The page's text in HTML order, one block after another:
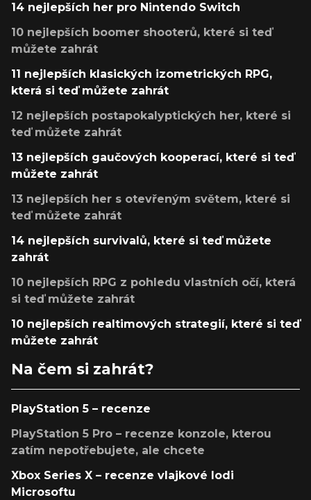
14 nejlepších her pro Nintendo Switch
10 nejlepších boomer shooterů, které si teď
můžete zahrát
11 nejlepších klasických izometrických RPG,
která si teď můžete zahrát
12 nejlepších postapokalyptických her, které si
teď můžete zahrát
13 nejlepších gaučových kooperací, které si teď
můžete zahrát
13 nejlepších her s otevřeným světem, které si
teď můžete zahrát
14 nejlepších survivalů, které si teď můžete
zahrát
10 nejlepších RPG z pohledu vlastních očí, která
si teď můžete zahrát
10 nejlepších realtimových strategií, které si teď
můžete zahrát
Na čem si zahrát?
PlayStation 5 – recenze
PlayStation 5 Pro – recenze konzole, kterou
zatím nepotřebujete, ale chcete
Xbox Series X – recenze vlajkové lodi
Microsoftu